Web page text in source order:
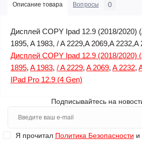
Описание товара Вопросы 0
Дисплей COPY Ipad 12.9 (2018/2020)
1895, A 1983, / A 2229,A 2069,A 2232,A
Дисплей COPY Ipad 12.9 (2018/2020)
1895, A 1983, / A 2229, A 2069, A 2232,
IPad Pro 12.9 (4 Gen)
Подписывайтесь на
Я прочитал Политика Безопасности и